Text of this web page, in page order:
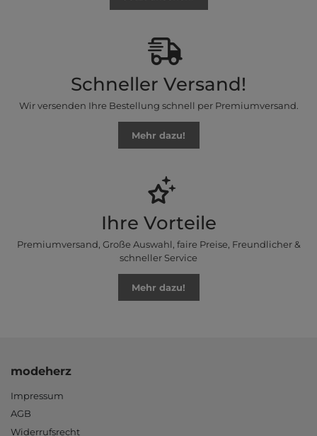
Schneller Versand!
Wir versenden Ihre Bestellung schnell per Premiumversand.
Mehr dazu!
Ihre Vorteile
Premiumversand, Große Auswahl, faire Preise, Freundlicher &
schneller Service
Mehr dazu!
modeherz
Impressum
AGB
Widerrufsrecht